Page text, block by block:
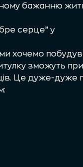
бажанню
серце” у
хочемо
зможуть
Це дуже-дуже